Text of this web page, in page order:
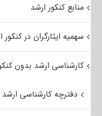
منابع کنکور ارشد
سهمیه ایثارگران در کنکور
کارشناسی ارشد بدون
دفترچه کارشناسی